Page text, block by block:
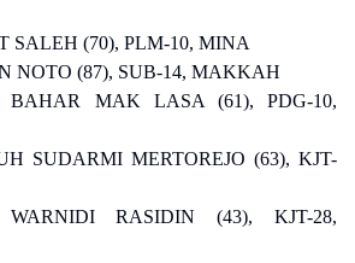
SALEH (70), PLM-10, MINA
NOTO (87), SUB-14, MAKKAH
BAHAR MAK LASA (61), PDG-10,
SUDARMI MERTOREJO (63), KJT-
RASIDIN (43), KJT-28,